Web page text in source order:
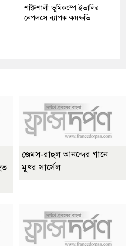
শক্তিশালী ভূমিকম্পে ইতালির
নেপলসে ব্যাপক ক্ষয়ক্ষতি
জেমস-রাহুল আনন্দের গানে
মুখর সার্সেল